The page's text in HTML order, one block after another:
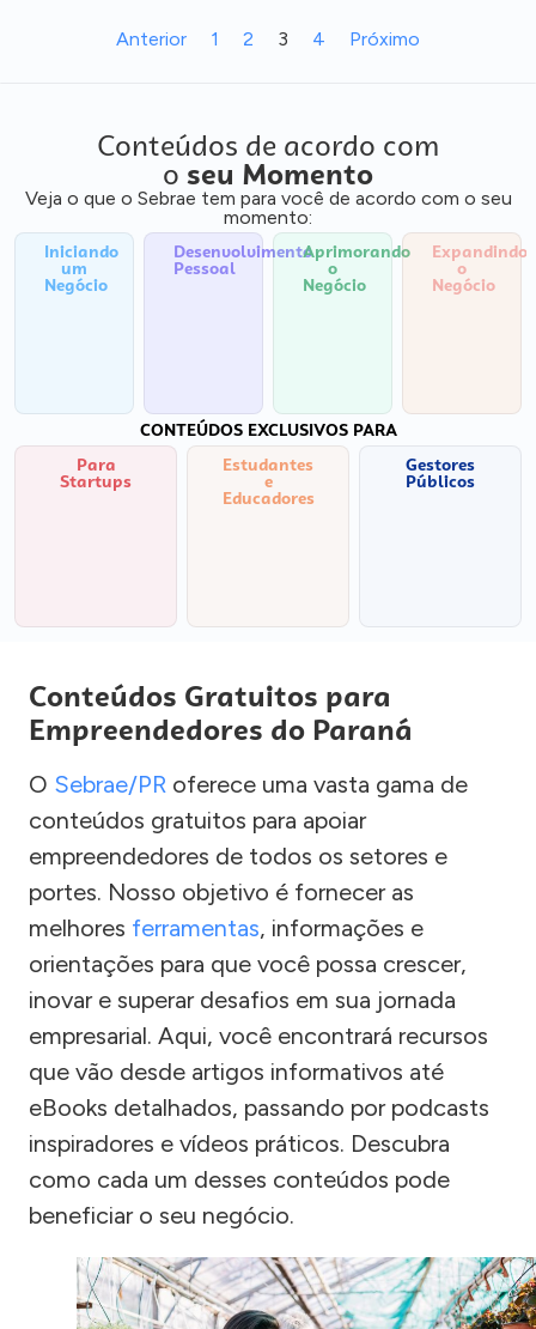
Anterior 1 2 3 4 Próximo
Conteúdos de acordo com
o seu Momento
Veja o que o Sebrae tem para você de acordo com o seu
momento:
Iniciando
um
Negócio
Desenvolvimento
Pessoal
Aprimorando
o
Negócio
Expandindo
o
Negócio
CONTEÚDOS EXCLUSIVOS PARA
Para
Startups
Estudantes
e
Educadores
Gestores
Públicos
Conteúdos Gratuitos para
Empreendedores do Paraná
O Sebrae/PR oferece uma vasta gama de
conteúdos gratuitos para apoiar
empreendedores de todos os setores e
portes. Nosso objetivo é fornecer as
melhores ferramentas, informações e
orientações para que você possa crescer,
inovar e superar desafios em sua jornada
empresarial. Aqui, você encontrará recursos
que vão desde artigos informativos até
eBooks detalhados, passando por podcasts
inspiradores e vídeos práticos. Descubra
como cada um desses conteúdos pode
beneficiar o seu negócio.